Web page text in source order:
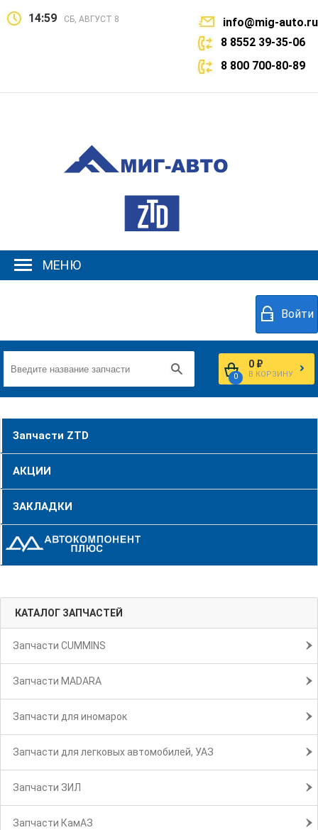
14:59 СБ, АВГУСТ 8
info@mig-auto.ru
8 8552 39-35-06
8 800 700-80-89
МЕНЮ
Войти
0
0 ₽
В КОРЗИНУ
Запчасти ZTD
АКЦИИ
ЗАКЛАДКИ
КАТАЛОГ ЗАПЧАСТЕЙ
Запчасти CUMMINS
Запчасти MADARA
Запчасти для иномарок
Запчасти для легковых автомобилей, УАЗ
Запчасти ЗИЛ
Запчасти КамАЗ